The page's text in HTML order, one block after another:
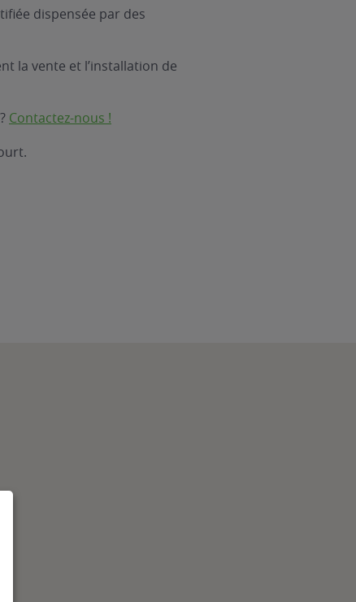
dispensée par des
la vente et l’installation de
Contactez-nous !